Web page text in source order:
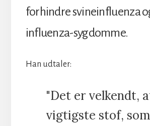
forhindre svineinfluenza
influenza-sygdomme.
Han udtaler:
"Det er velkendt,
vigtigste stof, som